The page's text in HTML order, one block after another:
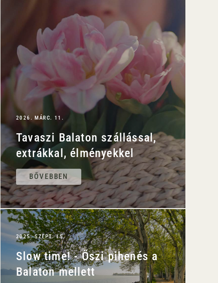
2026. MÁRC. 11.
Tavaszi Balaton szállással,
extrákkal, élményekkel
BŐVEBBEN
2025. SZEPT. 15.
Slow time! - Őszi pihenés a
Balaton mellett